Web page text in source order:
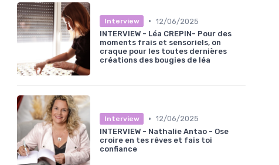
Interview • 12/06/2025
INTERVIEW - Léa CREPIN- Pour des
moments frais et sensoriels, on
craque pour les toutes dernières
créations des bougies de léa
Interview • 12/06/2025
INTERVIEW - Nathalie Antao - Ose
croire en tes rêves et fais toi
confiance